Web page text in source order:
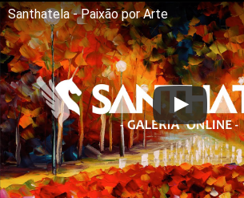
Santhatela - Paixão por Arte